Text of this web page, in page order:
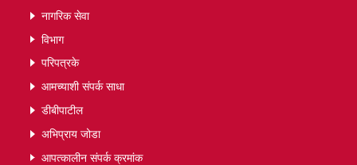
नागरिक सेवा
विभाग
परिपत्रके
आमच्याशी संपर्क साधा
डीबीपाटील
अभिप्राय जोडा
आपत्कालीन संपर्क क्रमांक